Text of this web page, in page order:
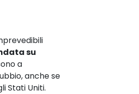
su
a
anche se
Stati Uniti.